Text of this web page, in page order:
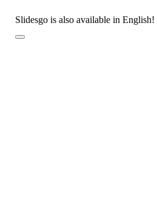
Slidesgo is also available in English!